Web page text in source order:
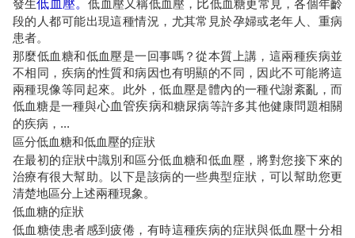
發生低血壓。低血壓又稱低血壓， 比低血糖更常見，各個年齡
段的人都可能出現這種情況，尤其常見於孕婦或老年人、重病
患者。
那麼低血糖和低血壓是一回事嗎？從本質上講，這兩種疾病並
不相同，疾病的性質和病因也有明顯的不同，因此不可能將這
兩種現像等同起來。此外，低血壓是體內的一種代謝紊亂，而
低血糖是一種與心血管疾病和糖尿病等許多其他健康問題相關
的疾病，...
區分低血糖和低血壓的症狀
在最初的症狀中識別和區分低血糖和低血壓，將對您接下來的
治療有很大幫助。以下是該病的一些典型症狀，可以幫助您更
清楚地區分上述兩種現象。
低血糖的症狀
低血糖使患者感到疲倦，有時這種疾病的症狀與低血壓十分相